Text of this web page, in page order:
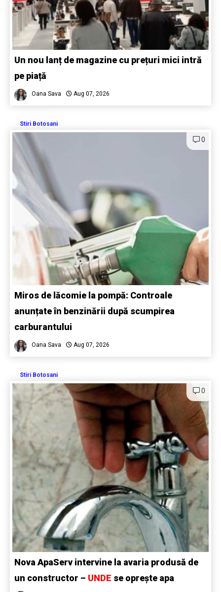
Un nou lanț de magazine cu prețuri mici intră
pe piață
Oana Sava Aug 07, 2026
Stiri Botosani
0
Miros de lăcomie la pompă: Controale
anunțate în benzinării după scumpirea
carburantului
Oana Sava Aug 07, 2026
Stiri Botosani
0
Nova ApaServ intervine la avaria produsă de
un constructor – UNDE se oprește apa